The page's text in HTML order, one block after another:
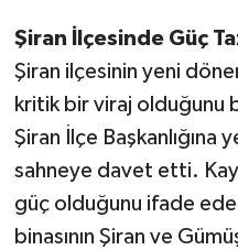
Şiran İlçesinde Güç
Şiran ilçesinin yeni
kritik bir viraj olduğunu
Şiran İlçe Başkanlığına
sahneye davet etti.
güç olduğunu ifade
binasının Şiran ve